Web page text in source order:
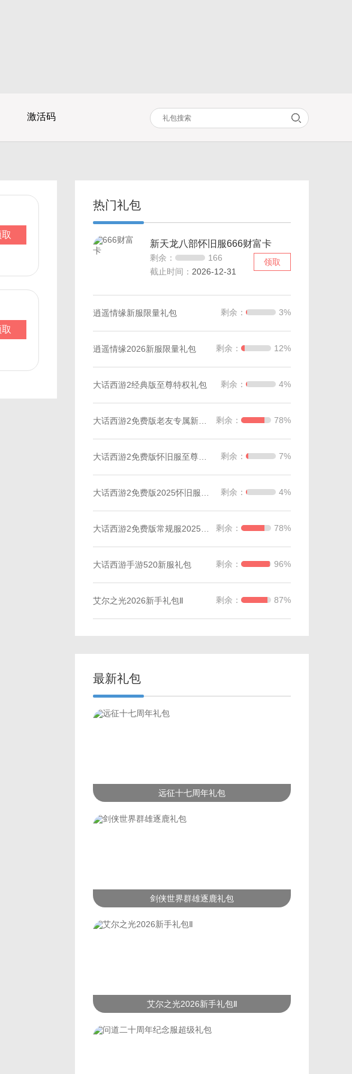
激活码
热门礼包
新天龙八部怀旧服666财富卡
剩余：
166
截止时间： 2026-12-31
领取
逍遥情缘新服限量礼包 剩余： 3%
逍遥情缘2026新服限量礼包 剩余： 12%
大话西游2经典版至尊特权礼包 剩余： 4%
剩余： 78%
剩余： 7%
剩余： 4%
剩余： 78%
大话西游手游520新服礼包 剩余： 96%
艾尔之光2026新手礼包Ⅱ 剩余： 87%
最新礼包
远征十七周年礼包
剑侠世界群雄逐鹿礼包
艾尔之光2026新手礼包Ⅱ